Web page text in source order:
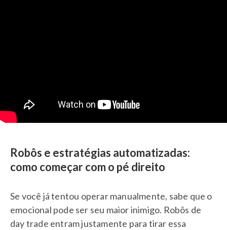
Robôs e estratégias automatizadas:
como começar com o pé direito
Se você já tentou operar manualmente, sabe que o
emocional pode ser seu maior inimigo. Robôs de
day trade entram justamente para tirar essa